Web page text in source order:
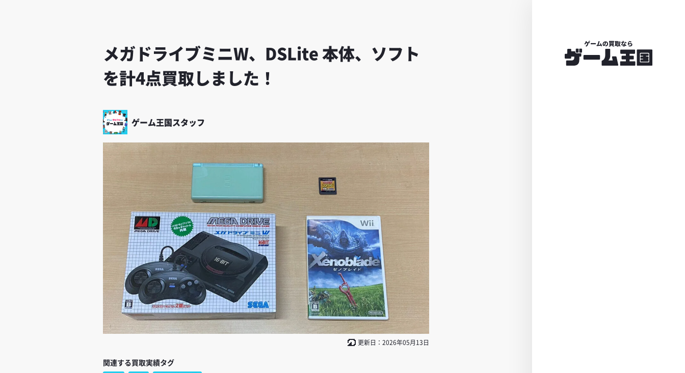
メガドライブミニW、DSLite 本体、ソフト
を計4点買取しました！
ゲーム王国スタッフ
更新日：2026年05月13日
関連する買取実績タグ